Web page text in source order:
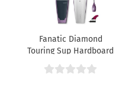
Fanatic Diamond
Touring Sup Hardboard
12.6